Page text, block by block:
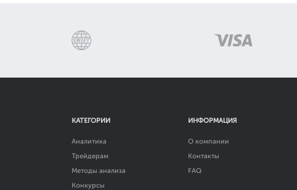
КАТЕГОРИИ
Аналитика
Трейдерам
Методы анализа
Конкурсы
ИНФОРМАЦИЯ
О компании
Контакты
FAQ